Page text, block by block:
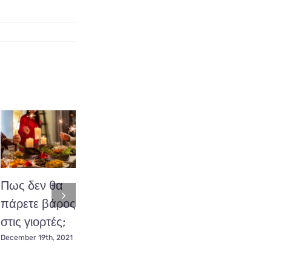
Πως δεν θα
πάρετε βάρος
στις γιορτές;
December 19th, 2021